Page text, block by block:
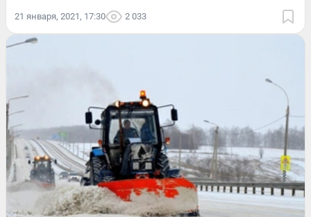
21 января, 2021, 17:30 2 033